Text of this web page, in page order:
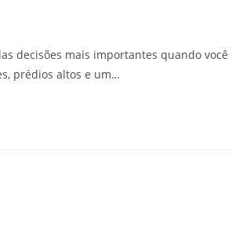
decisões mais importantes quando
prédios altos e um…